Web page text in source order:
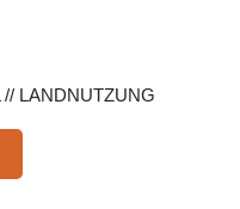
LANDNUTZUNG